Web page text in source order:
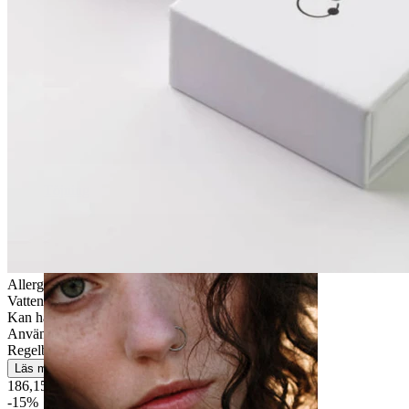
Allergivänlig
Vattentät
Kan hålla en hel livstid
Användarvänlig
Regelbunden användning
Läs mer
186,15 kr219,00 kr
-15%